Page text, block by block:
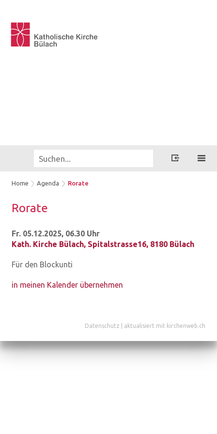
Home Agenda Rorate
Rora­te
Fr. 05.12.2025, 06.30 Uhr
Kath. Kirche Bülach, Spitalstrasse16, 8180 Bülach
Für den Blockunti
in meinen Kalender übernehmen
Datenschutz aktualisiert mit kirchenweb.ch